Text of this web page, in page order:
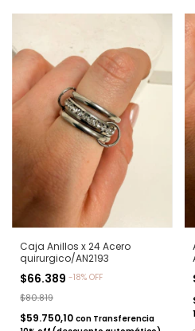
Caja Anillos x 24 Acero
quirurgico/AN2193
$66.389 -18% OFF
$80.819
$59.750,10 con Transferencia